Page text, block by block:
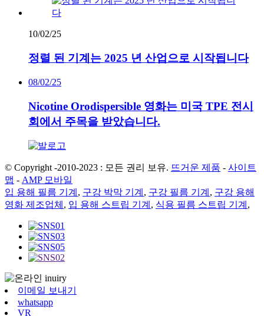
10/02/25
정렬 된 기계는 2025 년 산업으로 시작됩니다
08/02/25
Nicotine Orodispersible 영화는 미국 TPE 전시
회에서 주목을 받았습니다.
© Copyright -2010-2023 : 모든 권리 보유. 뜨거운 제품 - 사이트
맵 - AMP 모바일
입 용해 필름 기계 , 구강 박막 기계 , 구강 필름 기계 , 구강 용해
영화 제조업체 , 입 용해 스트립 기계 , 식용 필름 스트립 기계 ,
이메일 보내기
whatsapp
VR